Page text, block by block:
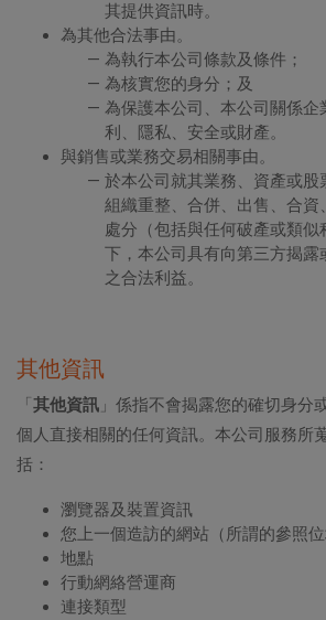
其提供資訊時。
為其他合法事由。
為執行本公司條款及條件；
為核實您的身分；及
為保護本公司、本公司關係
利、隱私、安全或財產。
與銷售或業務交易相關事由。
於本公司就其業務、資產或股
組織重整、合併、出售、合資
處分（包括與任何破產或類似
下，本公司具有向第三方揭露
之合法利益。
其他資訊
「其他資訊 」係指不會揭露您的確切身分
個人直接相關的任何資訊。本公司服務所
括：
瀏覽器及裝置資訊
您上一個造訪的網站（所謂的參照位
地點
行動網絡營運商
連接類型